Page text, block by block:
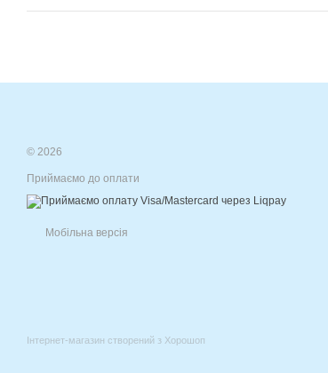
© 2026
Приймаємо до оплати
Мобільна версія
Інтернет-магазин створений з Хорошоп